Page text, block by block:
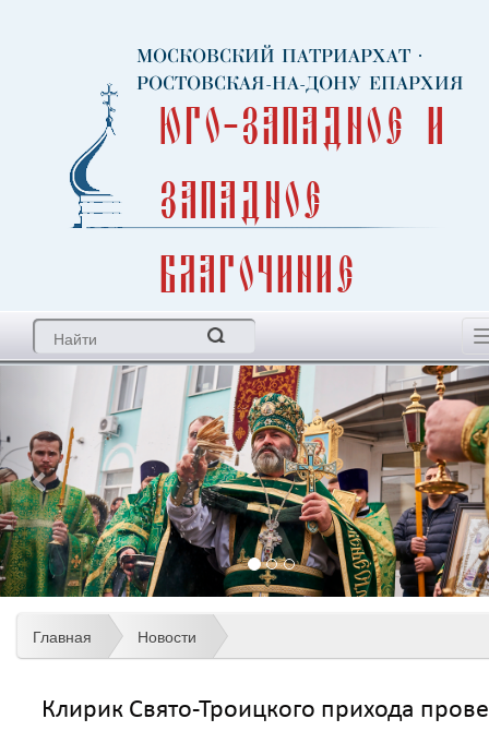
МОСКОВСКИЙ ПАТРИАРХАТ ·
РОСТОВСКАЯ-НА-ДОНУ ЕПАРХИЯ
Юго-Западное и
Западное
благочиние
Главная Новости
Клирик Свято-Троицкого прихода